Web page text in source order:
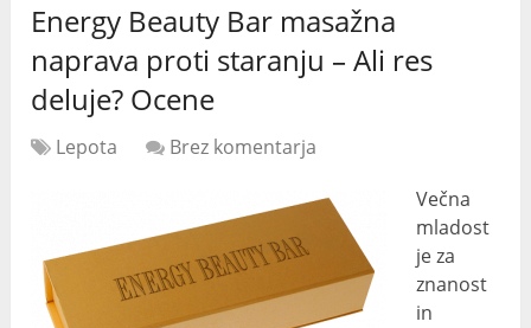
Energy Beauty Bar masažna
naprava proti staranju – Ali res
deluje? Ocene
Lepota
Brez komentarja
Večna
mladost
je za
znanost
in